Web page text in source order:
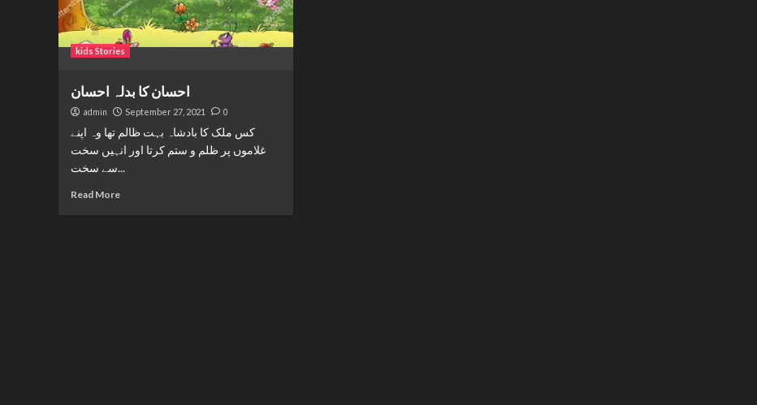
kids Stories
احسان کا بدلہ احسان
admin September 27, 2021 0
کس ملک کا بادشاہ بہت ظالم تھا وہ اپنے
غلاموں پر ظلم و ستم کرتا اور انہیں سخت
سے سخت...
Read More